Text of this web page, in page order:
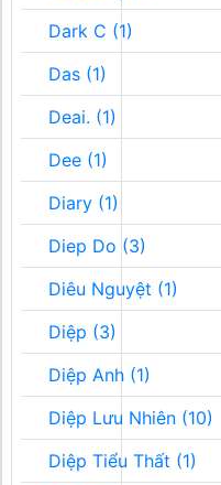
Dark C (1)
Das (1)
Deai. (1)
Dee (1)
Diary (1)
Diep Do (3)
Diêu Nguyệt (1)
Diệp (3)
Diệp Anh (1)
Diệp Lưu Nhiên (10)
Diệp Tiểu Thất (1)